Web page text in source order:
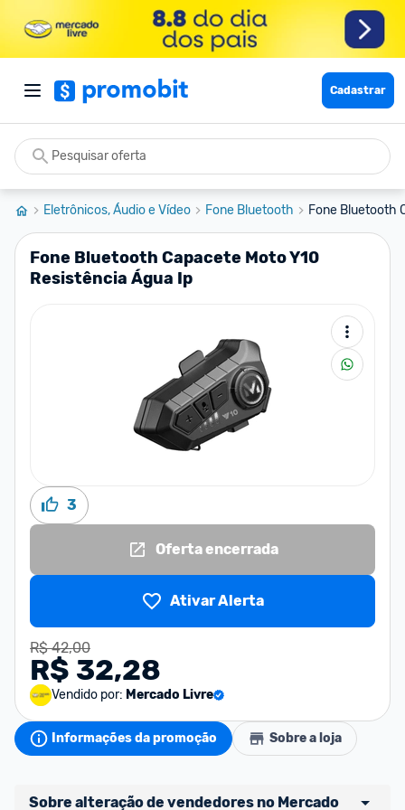
Cadastrar
Eletrônicos, Áudio e Vídeo Fone Bluetooth Fone Bluetooth
Fone Bluetooth Capacete Moto Y10
Resistência Água Ip
3
Oferta encerrada
Ativar Alerta
R$ 42,00
R$ 32,28
Vendido por: Mercado Livre
Informações da promoção Sobre a loja
Sobre alteração de vendedores no Mercado